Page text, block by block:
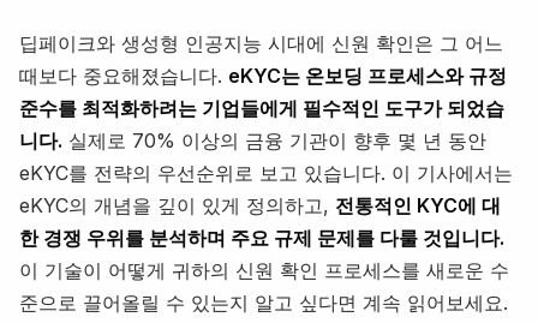
딥페이크와 생성형 인공지능 시대에 신원 확인은 그 어느
때보다 중요해졌습니다. eKYC는 온보딩 프로세스와 규정
준수를 최적화하려는 기업들에게 필수적인 도구가 되었습
니다. 실제로 70% 이상의 금융 기관이 향후 몇 년 동안
eKYC를 전략의 우선순위로 보고 있습니다. 이 기사에서는
eKYC의 개념을 깊이 있게 정의하고, 전통적인 KYC에 대
한 경쟁 우위를 분석하며 주요 규제 문제를 다룰 것입니다.
이 기술이 어떻게 귀하의 신원 확인 프로세스를 새로운 수
준으로 끌어올릴 수 있는지 알고 싶다면 계속 읽어보세요.